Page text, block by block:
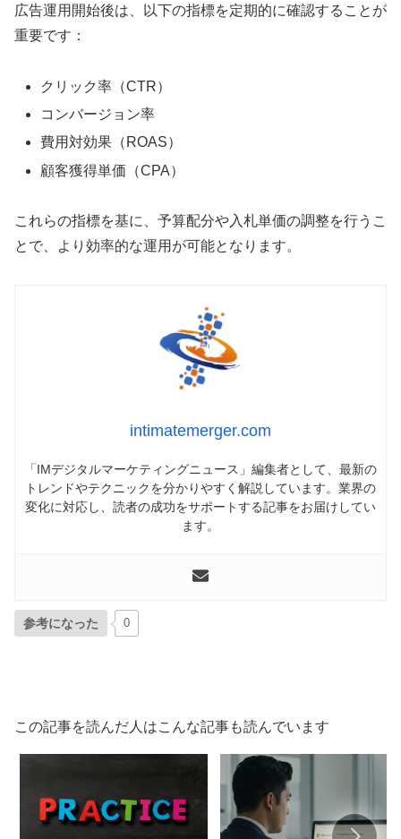
広告運用開始後は、以下の指標を定期的に確認することが
重要です：
クリック率（CTR）
コンバージョン率
費用対効果（ROAS）
顧客獲得単価（CPA）
これらの指標を基に、予算配分や入札単価の調整を行うこ
とで、より効率的な運用が可能となります。
intimatemerger.com
「IMデジタルマーケティングニュース」編集者として、最新の
トレンドやテクニックを分かりやすく解説しています。業界の
変化に対応し、読者の成功をサポートする記事をお届けしてい
ます。
参考になった 0
この記事を読んだ人はこんな記事も読んでいます